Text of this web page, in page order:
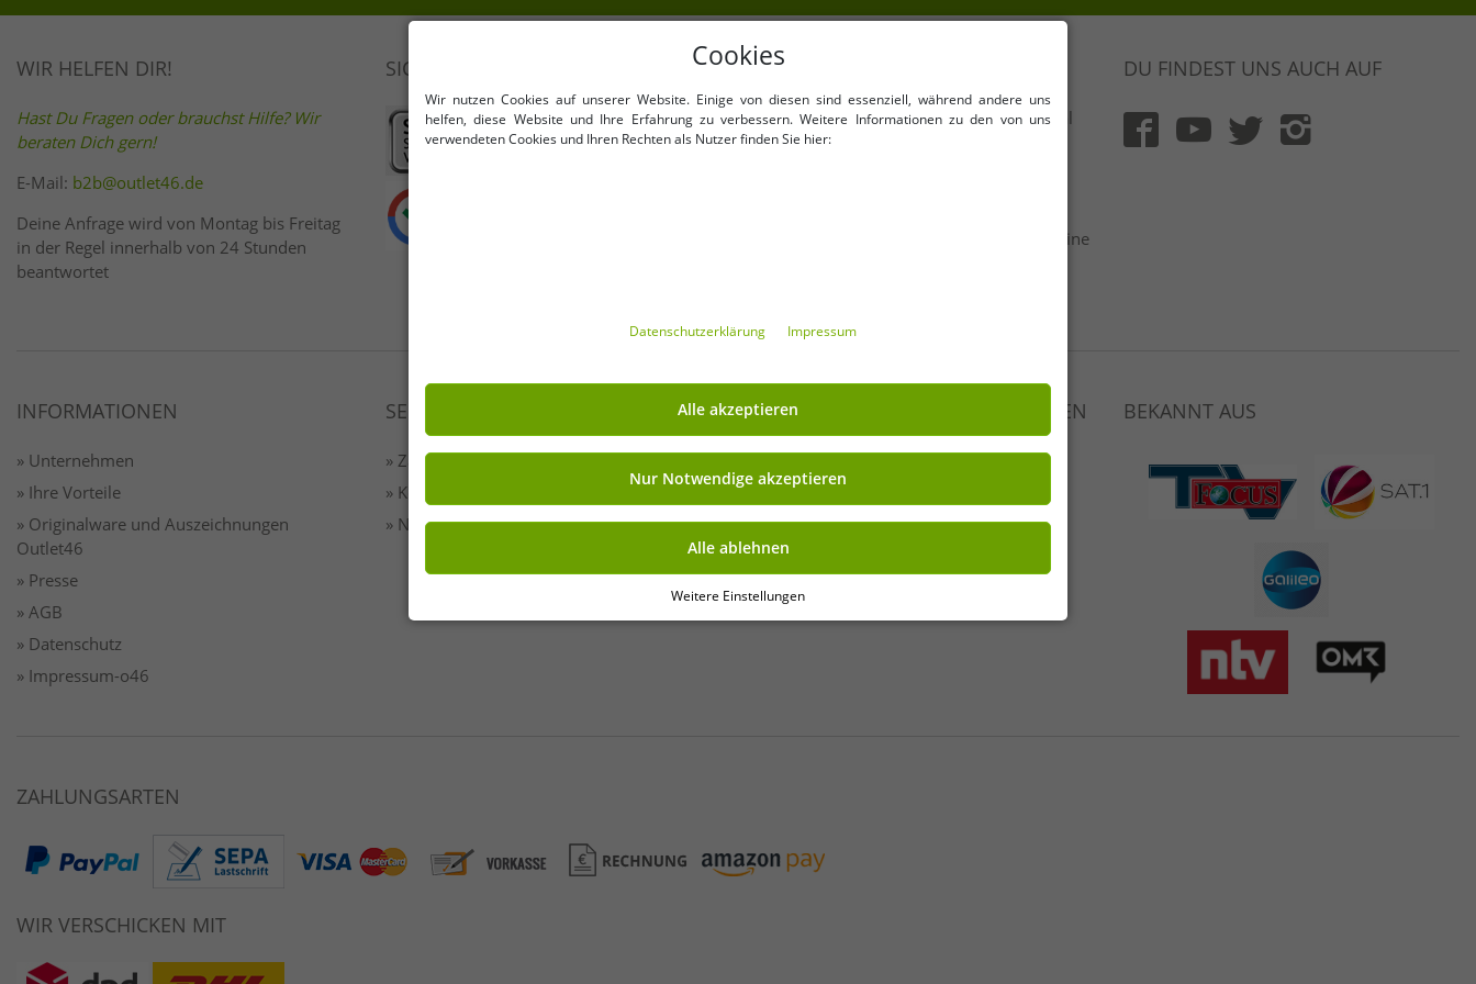
WIR HELFEN DIR!
Hast Du Fragen oder brauchst Hilfe? Wir
beraten Dich gern!
E-Mail: b2b@outlet46.de
Deine Anfrage wird von Montag bis Freitag
in der Regel innerhalb von 24 Stunden
beantwortet
SICHER EINKAUFEN VORTEILE
100% Originale Markenware & Original
verpackt !
Mindestbestellwert ist 199€ netto | Keine
DU FINDEST UNS AUCH AUF
INFORMATIONEN
» Unternehmen
» Ihre Vorteile
» Originalware und Auszeichnungen
Outlet46
» Presse
» AGB
» Datenschutz
» Impressum-o46
SERVICE
» Zahlung & Versand
» Kontakt
» Newsletter
MIT OUTLET46.DE GELD VERDIENEN
» Affiliate-Partnerprogramm
BEKANNT AUS
ZAHLUNGSARTEN
WIR VERSCHICKEN MIT
Cookies
Wir nutzen Cookies auf unserer Website. Einige von diesen sind essenziell, während andere uns
helfen, diese Website und Ihre Erfahrung zu verbessern. Weitere Informationen zu den von uns
verwendeten Cookies und Ihren Rechten als Nutzer finden Sie hier:
Daten­schutz­erklärung Impressum
Alle akzeptieren
Nur Notwendige akzeptieren
Alle ablehnen
Weitere Einstellungen